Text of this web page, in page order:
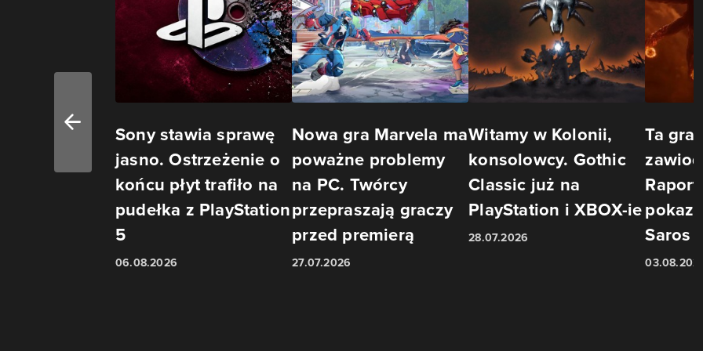
Sony stawia sprawę
jasno. Ostrzeżenie o
końcu płyt trafiło na
pudełka z PlayStation
5
06.08.2026
Nowa gra Marvela ma
poważne problemy
na PC. Twórcy
przepraszają graczy
przed premierą
27.07.2026
Witamy w Kolonii,
konsolowcy. Gothic
Classic już na
PlayStation i XBOX-ie
28.07.2026
Ta gra
Raport
Saros
03.08.2026